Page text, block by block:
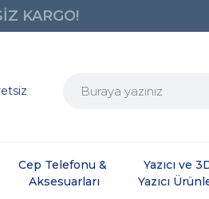
Cep Telefonu &
Aksesuarları
Yazıcı ve
Yazıcı